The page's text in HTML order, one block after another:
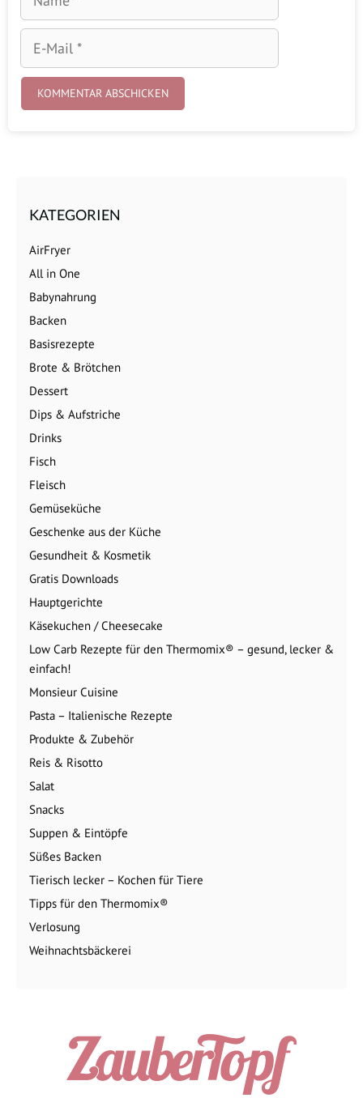
E-
Mail
KATEGORIEN
AirFryer
All in One
Babynahrung
Backen
Basisrezepte
Brote & Brötchen
Dessert
Dips & Aufstriche
Drinks
Fisch
Fleisch
Gemüseküche
Geschenke aus der Küche
Gesundheit & Kosmetik
Gratis Downloads
Hauptgerichte
Käsekuchen / Cheesecake
Low Carb Rezepte für den Thermomix® – gesund, lecker &
einfach!
Monsieur Cuisine
Pasta – Italienische Rezepte
Produkte & Zubehör
Reis & Risotto
Salat
Snacks
Suppen & Eintöpfe
Süßes Backen
Tierisch lecker – Kochen für Tiere
Tipps für den Thermomix®
Verlosung
Weihnachtsbäckerei